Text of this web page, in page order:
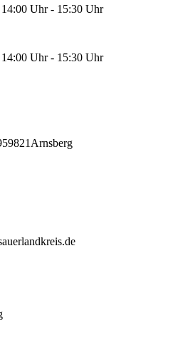
Uhr - 15:30 Uhr
Uhr - 15:30 Uhr
59821 Arnsberg